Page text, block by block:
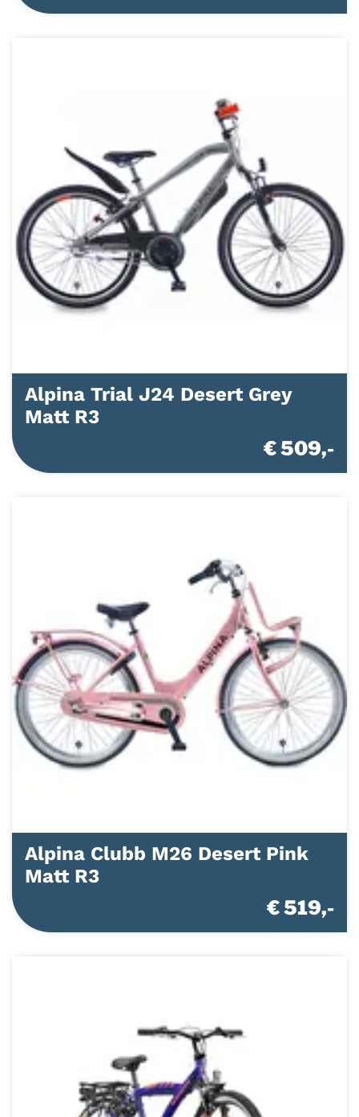
Alpina Trial J24 Desert Grey
Matt R3
€ 509,-
Alpina Clubb M26 Desert Pink
Matt R3
€ 519,-